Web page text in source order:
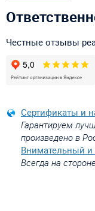
Честные отзывы
Сертификаты и
Гарантируем
произведено в
Внимательный и
Всегда на